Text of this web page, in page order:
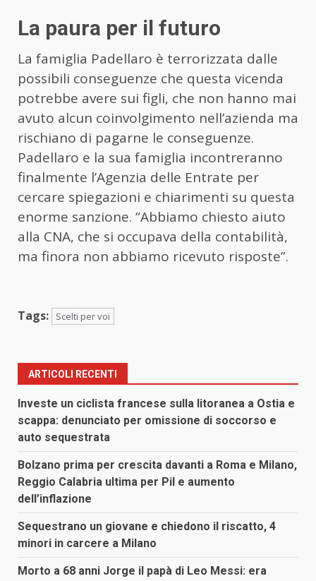
La paura per il futuro
La famiglia Padellaro è terrorizzata dalle
possibili conseguenze che questa vicenda
potrebbe avere sui figli, che non hanno mai
avuto alcun coinvolgimento nell’azienda ma
rischiano di pagarne le conseguenze.
Padellaro e la sua famiglia incontreranno
finalmente l’Agenzia delle Entrate per
cercare spiegazioni e chiarimenti su questa
enorme sanzione. “Abbiamo chiesto aiuto
alla CNA, che si occupava della contabilità,
ma finora non abbiamo ricevuto risposte”.
Tags: Scelti per voi
ARTICOLI RECENTI
Investe un ciclista francese sulla litoranea a Ostia e
scappa: denunciato per omissione di soccorso e
auto sequestrata
Bolzano prima per crescita davanti a Roma e Milano,
Reggio Calabria ultima per Pil e aumento
dell’inflazione
Sequestrano un giovane e chiedono il riscatto, 4
minori in carcere a Milano
Morto a 68 anni Jorge il papà di Leo Messi: era